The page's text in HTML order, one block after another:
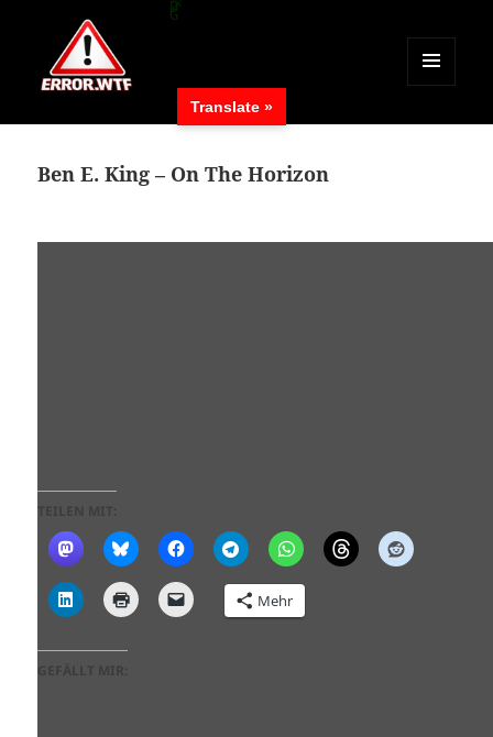
MENÜ
WIDGETS
Ben E. King – On The Horizon
Mehr
Translate »